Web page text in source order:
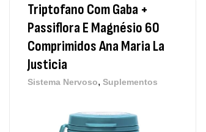
Triptofano Com Gaba +
Passiflora E Magnésio 60
Comprimidos Ana Maria La
Justicia
Sistema Nervoso, Suplementos